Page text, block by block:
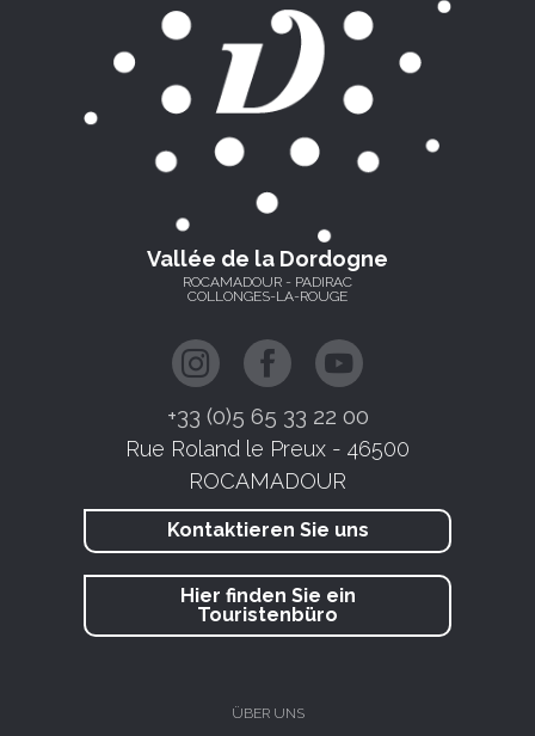
Vallée de la Dordogne
ROCAMADOUR - PADIRAC
COLLONGES-LA-ROUGE
+33 (0)5 65 33 22 00
Rue Roland le Preux - 46500
ROCAMADOUR
Kontaktieren Sie uns
Hier finden Sie ein
Touristenbüro
ÜBER UNS